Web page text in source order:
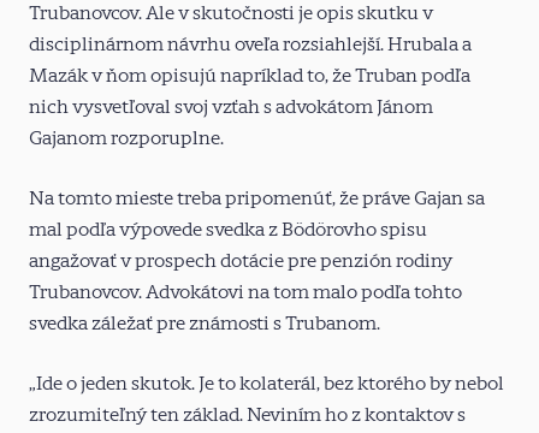
Trubanovcov. Ale v skutočnosti je opis skutku v
disciplinárnom návrhu oveľa rozsiahlejší. Hrubala a
Mazák v ňom opisujú napríklad to, že Truban podľa
nich vysvetľoval svoj vzťah s advokátom Jánom
Gajanom rozporuplne.
Na tomto mieste treba pripomenúť, že práve Gajan sa
mal podľa výpovede svedka z Bödörovho spisu
angažovať v prospech dotácie pre penzión rodiny
Trubanovcov. Advokátovi na tom malo podľa tohto
svedka záležať pre známosti s Trubanom.
„Ide o jeden skutok. Je to kolaterál, bez ktorého by nebol
zrozumiteľný ten základ. Neviním ho z kontaktov s